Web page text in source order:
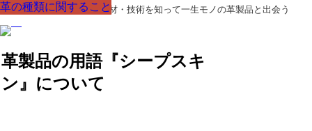
革製品の部品の呼び名・素材・技術を知って一生モノの革製品と出会う
革製品の用語『シープスキ
ン』について
革の種類に関すること
革の種類に関すること
革の種類に関すること
革の種類に関すること
革の種類に関すること
革の種類に関すること
革の種類に関すること